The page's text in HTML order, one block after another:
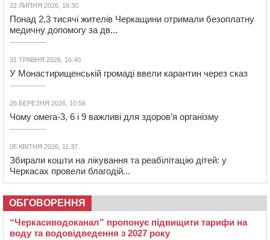
22 ЛИПНЯ 2026, 16:30
Понад 2,3 тисячі жителів Черкащини отримали безоплатну
медичну допомогу за дв...
31 ТРАВНЯ 2026, 16:40
У Монастирищенській громаді ввели карантин через сказ
26 БЕРЕЗНЯ 2026, 10:56
Чому омега-3, 6 і 9 важливі для здоров’я організму
05 КВІТНЯ 2026, 11:37
Збирали кошти на лікування та реабілітацію дітей: у
Черкасах провели благодій...
ОБГОВОРЕННЯ
“Черкасиводоканал” пропонує підвищити тарифи на
воду та водовідведення з 2027 року